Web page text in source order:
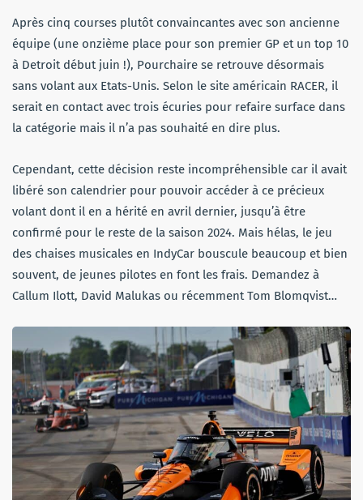
Après cinq courses plutôt convaincantes avec son ancienne
équipe (une onzième place pour son premier GP et un top 10
à Detroit début juin !), Pourchaire se retrouve désormais
sans volant aux Etats-Unis. Selon le site américain RACER, il
serait en contact avec trois écuries pour refaire surface dans
la catégorie mais il n’a pas souhaité en dire plus.
Cependant, cette décision reste incompréhensible car il avait
libéré son calendrier pour pouvoir accéder à ce précieux
volant dont il en a hérité en avril dernier, jusqu’à être
confirmé pour le reste de la saison 2024. Mais hélas, le jeu
des chaises musicales en IndyCar bouscule beaucoup et bien
souvent, de jeunes pilotes en font les frais. Demandez à
Callum Ilott, David Malukas ou récemment Tom Blomqvist…